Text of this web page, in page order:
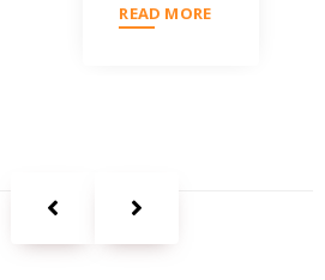
READ MORE